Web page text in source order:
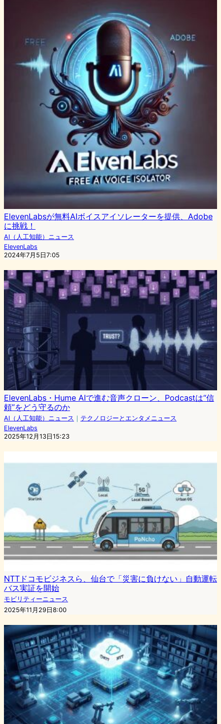
ElevenLabsが無料AIボイスアイソレーターを提供、Adobe
に挑戦！
AI（人工知能）ニュース
ElevenLabs
2024年7月5日7:05
ElevenLabs・Hume AIで進む音声クローン、Podcastは“信
頼”をどう守るのか
AI（人工知能）ニュース ｜ テクノロジーとエンタメニュース
ElevenLabs
2025年12月13日15:23
NTTドコモビジネスら、仙台で「災害に負けない」自動運転
バス実証を開始
モビリティーニュース
2025年11月29日8:00